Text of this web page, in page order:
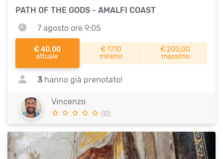
PATH OF THE GODS - AMALFI COAST
7 agosto ore 9:05
€ 40,00
attuale
€ 17,10
minimo
€ 200,00
massimo
3 hanno già prenotato!
Vincenzo
(0)